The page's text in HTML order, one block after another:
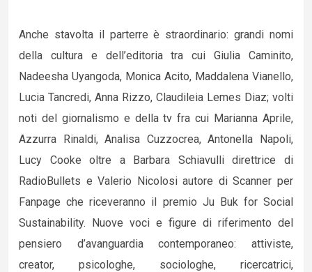
Anche stavolta il parterre è straordinario: grandi nomi
della cultura e dell’editoria tra cui Giulia Caminito,
Nadeesha Uyangoda, Monica Acito, Maddalena Vianello,
Lucia Tancredi, Anna Rizzo, Claudileia Lemes Diaz; volti
noti del giornalismo e della tv fra cui Marianna Aprile,
Azzurra Rinaldi, Analisa Cuzzocrea, Antonella Napoli,
Lucy Cooke oltre a Barbara Schiavulli direttrice di
RadioBullets e Valerio Nicolosi autore di Scanner per
Fanpage che riceveranno il premio Ju Buk for Social
Sustainability. Nuove voci e figure di riferimento del
pensiero d’avanguardia contemporaneo: attiviste,
creator, psicologhe, sociologhe, ricercatrici,